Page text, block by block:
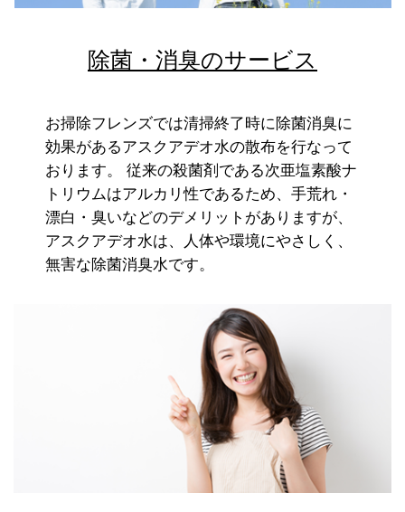
除菌・消臭のサービス
お掃除フレンズでは清掃終了時に除菌消臭に
効果があるアスクアデオ水の散布を行なって
おります。 従来の殺菌剤である次亜塩素酸ナ
トリウムはアルカリ性であるため、手荒れ・
漂白・臭いなどのデメリットがありますが、
アスクアデオ水は、人体や環境にやさしく、
無害な除菌消臭水です。